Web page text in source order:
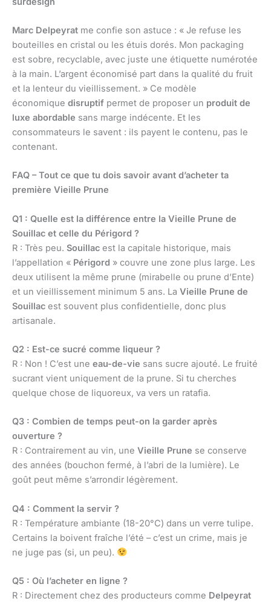
Marc Delpeyrat me confie son astuce : « Je refuse les
bouteilles en cristal ou les étuis dorés. Mon packaging
est sobre, recyclable, avec juste une étiquette numérotée
à la main. L’argent économisé part dans la qualité du fruit
et la lenteur du vieillissement. » Ce modèle
économique disruptif permet de proposer un produit de
luxe abordable sans marge indécente. Et les
consommateurs le savent : ils payent le contenu, pas le
contenant.
FAQ – Tout ce que tu dois savoir avant d’acheter ta
première Vieille Prune
Q1 : Quelle est la différence entre la Vieille Prune de
Souillac et celle du Périgord ?
R : Très peu. Souillac est la capitale historique, mais
l’appellation « Périgord » couvre une zone plus large. Les
deux utilisent la même prune (mirabelle ou prune d’Ente)
et un vieillissement minimum 5 ans. La Vieille Prune de
Souillac est souvent plus confidentielle, donc plus
artisanale.
Q2 : Est-ce sucré comme liqueur ?
R : Non ! C’est une eau-de-vie sans sucre ajouté. Le fruité
sucrant vient uniquement de la prune. Si tu cherches
quelque chose de liquoreux, va vers un ratafia.
Q3 : Combien de temps peut-on la garder après
ouverture ?
R : Contrairement au vin, une Vieille Prune se conserve
des années (bouchon fermé, à l’abri de la lumière). Le
goût peut même s’arrondir légèrement.
Q4 : Comment la servir ?
R : Température ambiante (18-20°C) dans un verre tulipe.
Certains la boivent fraîche l’été – c’est un crime, mais je
ne juge pas (si, un peu).
Q5 : Où l’acheter en ligne ?
R : Directement chez des producteurs comme Delpeyrat